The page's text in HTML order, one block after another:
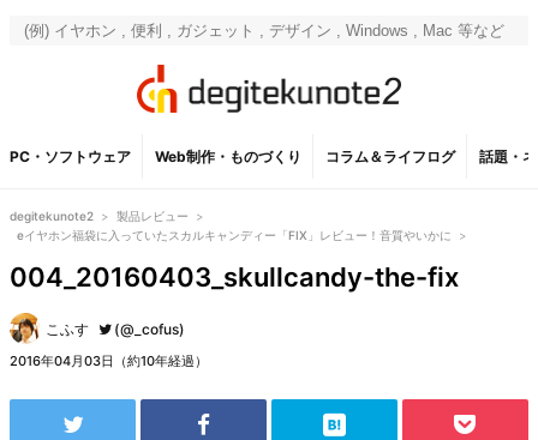
PC・ソフトウェア Web制作・ものづくり コラム＆ライフログ 話題・
degitekunote2 > 製品レビュー
>
eイヤホン福袋に入っていたスカルキャンディー「FIX」レビュー！音質やいかに
>
004_20160403_skullcandy-the-fix
こふす (@_cofus)
2016年04月03日（約10年経過）